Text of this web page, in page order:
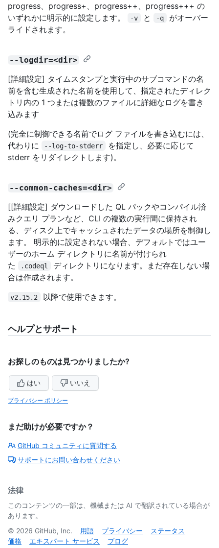
progress、progress+、progress++、progress+++ の
いずれかに明示的に設定します。
-v と -q
がオーバー
ライドされます。
--logdir=<dir>
[詳細設定] タイムスタンプと実行中のサブコマンドの名
前を含む生成された名前を使用して、指定されたディレク
トリ内の 1 つまたは複数のファイルに詳細なログを書き
込みます
(完全に制御できる名前でログ ファイルを書き込むには、
代わりに
--log-to-stderr
を指定し、必要に応じて
stderr をリダイレクトします)。
--common-caches=<dir>
[[詳細設定] ダウンロードした QL パックやコンパイル済
みクエリ プランなど、CLI の複数の実行間に保持され
る、ディスク上でキャッシュされたデータの場所を制御し
ます。 明示的に設定されない場合、デフォルトではユー
ザーのホーム ディレクトリに名前が付けられ
た
.codeql
ディレクトリになります。まだ存在しない場
合は作成されます。
v2.15.2 以降で使用できます。
ヘルプとサポート
お探しのものは見つかりましたか?
はい いいえ
プライバシー ポリシー
まだ助けが必要ですか？
GitHub コミュニティに質問する
サポートにお問い合わせください
法律
このコンテンツの一部は、機械または AI で翻訳されている場合が
あります。
© 2026 GitHub, Inc. 用語 プライバシー
ステータス
価格
エキスパート サービス ブログ